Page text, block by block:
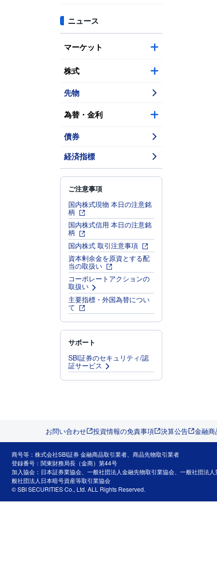
ニュース
マーケット
株式
先物
為替・金利
債券
経済指標
ご注意事項
国内株式現物 本日の注意銘
柄
国内株式信用 本日の注意銘
柄
国内株式 取引注意事項
資本剰余金を原資とする配
当の取扱い
コーポレートアクションの
取扱い
主要指標・外国為替につい
て
サポート
SBI証券のセキュリティ/認
証サービス
お問い合わせ 投資情報の免責事項 決算公告 金融
商号等：株式会社SBI証券 金融商品取引業者、商品先物取引業者
登録番号：関東財務局長（金商）第44号
加入協会：日本証券業協会、一般社団法人金融先物取引業協会、一般社団法
般社団法人日本暗号資産等取引業協会
© SBI SECURITIES Co., Ltd. ALL Rights Reserved.